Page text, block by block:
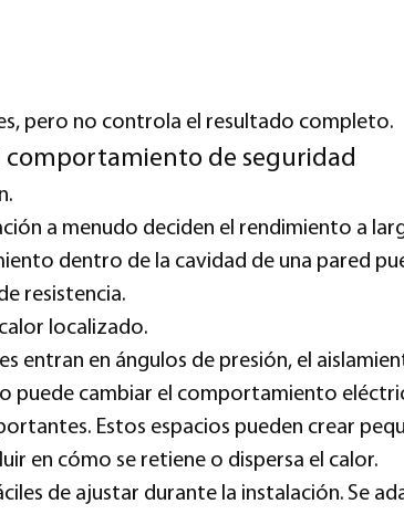
pero no controla el resultado completo.
comportamiento de seguridad
a menudo deciden el rendimiento a
dentro de la cavidad de una pared
resistencia.
localizado.
entran en ángulos de presión, el
puede cambiar el comportamiento
Estos espacios pueden crear
en cómo se retiene o dispersa el calor.
de ajustar durante la instalación. Se